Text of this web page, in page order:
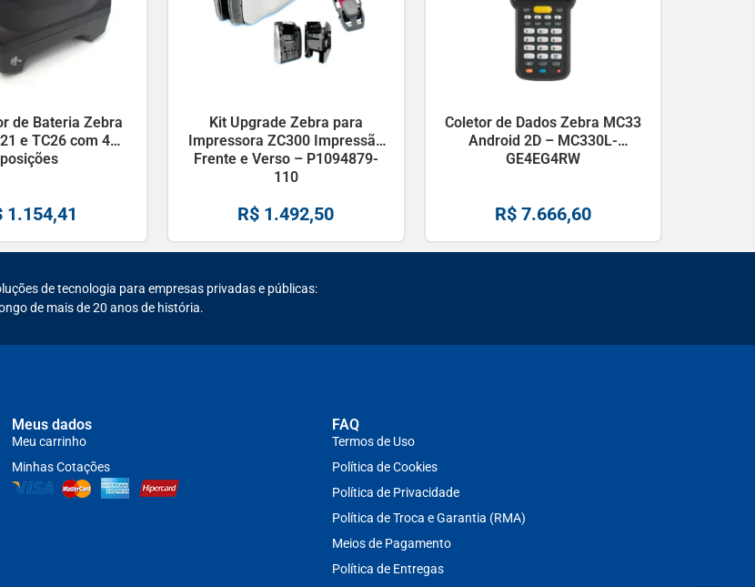
de Bateria Zebra
e TC26 com 4
posições
1.154,41
Kit Upgrade Zebra para
Impressora ZC300 Impressão
Frente e Verso – P1094879-
110
R$ 1.492,50
Coletor de Dados Zebra MC33
Android 2D – MC330L-
GE4EG4RW
R$7.666,60
de tecnologia para empresas privadas e públicas:
de mais de 20 anos de história.
Meus dados
Meu carrinho
Minhas Cotações
FAQ
Termos de Uso
Política de Cookies
Política de Privacidade
Política de Troca e Garantia (RMA)
Meios de Pagamento
Política de Entregas